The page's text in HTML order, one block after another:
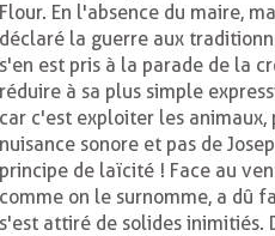
Flour. En l'absence du maire,
déclaré la guerre aux
s'en est pris à la parade de la
réduire à sa plus simple
car c'est exploiter les animaux,
nuisance sonore et pas de
principe de laïcité ! Face au
comme on le surnomme, a dû
s'est attiré de solides inimitiés.